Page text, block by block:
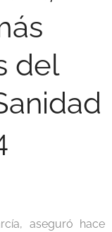
del
aseguró hace